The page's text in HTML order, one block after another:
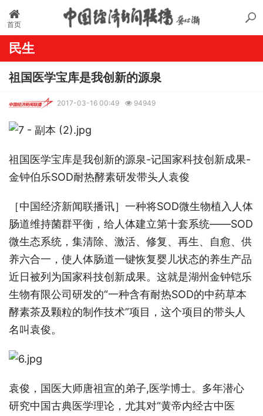
首页
民生
祖国医学宝库是我创新的源泉
2017-03-16 00:49 94949
祖国医学宝库是我创新的源泉-记国家科技创新成果-
金钟伯乐SOD耐热酵素研发带头人袁俊
［中国经济新闻联播讯］一种将SOD微生物植入人体
肠道维持菌群平衡，给人体建立第十套系统——SOD
微生态系统，集清除、激活、修复、再生、自愈、供
养六合一，使人体肠道一键恢复婴儿状态的养生产品
近日被列为国家科技创新成果。这就是湖州金钟铠乐
生物有限公司研发的“一种含有耐热SOD的中药草本
酵素茶及颗粒的制作技术”项目，这个项目的带头人
名叫袁俊。
袁俊，国医大师唐祖宣的弟子,医学博士。多年潜心
研究中国古典医学理论，尤其对“黄帝内经古中医